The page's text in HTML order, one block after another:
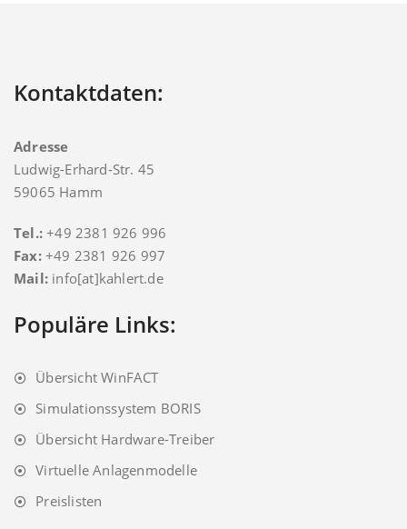
Kontaktdaten:
Adresse
Ludwig-Erhard-Str. 45
59065 Hamm
Tel.:+49 2381 926 996
Fax: +49 2381 926 997
Mail: info[at]kahlert.de
Populäre Links:
Übersicht WinFACT
Simulationssystem BORIS
Übersicht Hardware-Treiber
Virtuelle Anlagenmodelle
Preislisten